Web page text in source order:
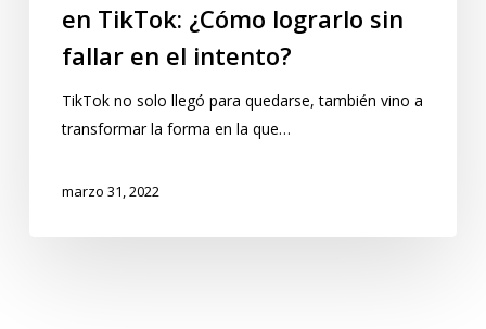
en TikTok: ¿Cómo lograrlo sin
fallar en el intento?
TikTok no solo llegó para quedarse, también vino a
transformar la forma en la que…
marzo 31, 2022